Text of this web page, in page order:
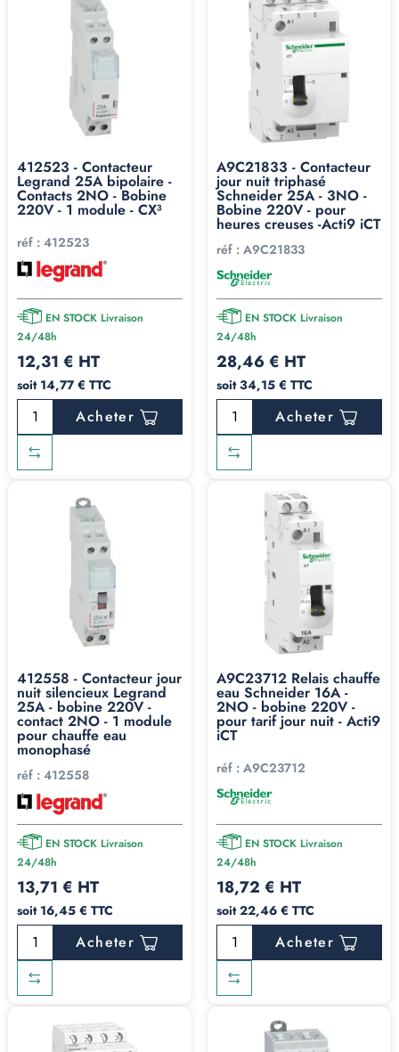
412523 - Contacteur
Legrand 25A bipolaire -
Contacts 2NO - Bobine
220V - 1 module - CX³
réf : 412523
EN STOCK Livraison
24/48h
12,31 € HT
soit 14,77 € TTC
Acheter
A9C21833 - Contacteur
jour nuit triphasé
Schneider 25A - 3NO -
Bobine 220V - pour
heures creuses -Acti9 iCT
réf : A9C21833
EN STOCK Livraison
24/48h
28,46 € HT
soit 34,15 € TTC
Acheter
412558 - Contacteur jour
nuit silencieux Legrand
25A - bobine 220V -
contact 2NO - 1 module
pour chauffe eau
monophasé
réf : 412558
EN STOCK Livraison
24/48h
13,71 € HT
soit 16,45 € TTC
Acheter
A9C23712 Relais chauffe
eau Schneider 16A -
2NO - bobine 220V -
pour tarif jour nuit - Acti9
iCT
réf : A9C23712
EN STOCK Livraison
24/48h
18,72 € HT
soit 22,46 € TTC
Acheter